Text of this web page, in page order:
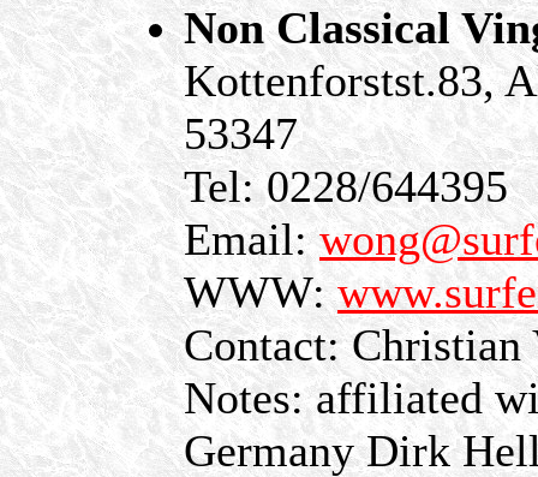
Non Classical
Kottenforstst.83,
53347
Tel: 0228/644395
Email:
WWW:
Contact: Christian
Notes: affiliated
Germany Dirk